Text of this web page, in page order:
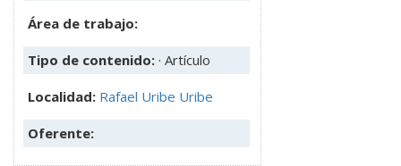
Área de trabajo:
Tipo de contenido: · Artículo
Localidad: Rafael Uribe Uribe
Oferente: